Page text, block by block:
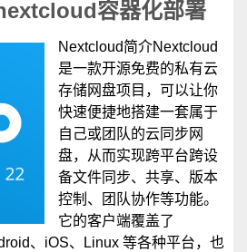
容器化部署
Nextcloud简介Nextcloud
是一款开源免费的私有云
存储网盘项目，可以让你
快速便捷地搭建一套属于
自己或团队的云同步网
盘，从而实现跨平台跨设
备文件同步、共享、版本
控制、团队协作等功能。
它的客户端覆盖了
、iOS、Linux 等各种平台，也